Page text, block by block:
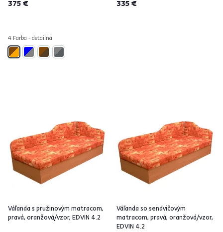
375 €
4 Farba - detailná
335 €
Váľanda s pružinovým matracom,
pravá, oranžová/vzor, EDVIN 4.2
Váľanda so sendvičovým
matracom, pravá, oranžová/vzor,
EDVIN 4.2